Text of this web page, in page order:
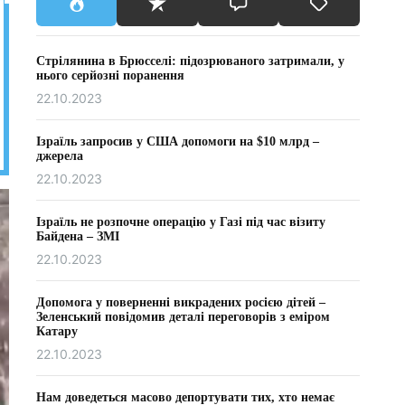
Стрілянина в Брюсселі: підозрюваного затримали, у
нього серйозні поранення
22.10.2023
Ізраїль запросив у США допомоги на $10 млрд –
джерела
22.10.2023
Ізраїль не розпочне операцію у Газі під час візиту
Байдена – ЗМІ
22.10.2023
Допомога у поверненні викрадених росією дітей –
Зеленський повідомив деталі переговорів з еміром
Катару
22.10.2023
Нам доведеться масово депортувати тих, хто немає